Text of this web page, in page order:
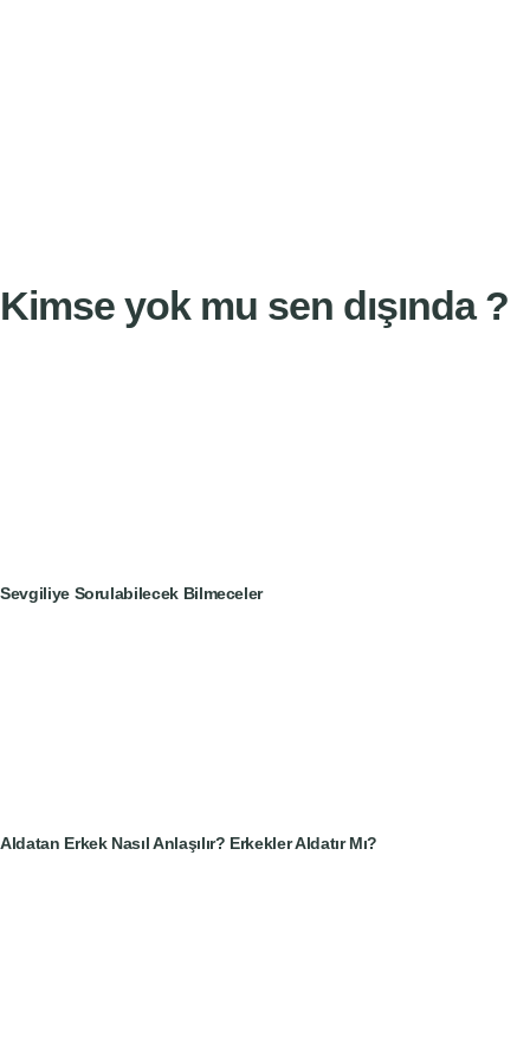
Kimse yok mu sen dışında ?
Sevgiliye Sorulabilecek Bilmeceler
Aldatan Erkek Nasıl Anlaşılır? Erkekler Aldatır Mı?